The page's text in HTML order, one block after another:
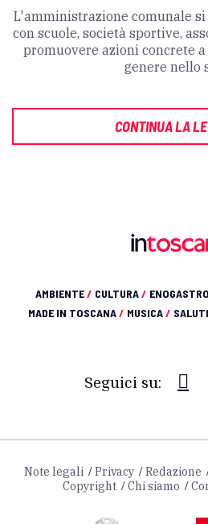
L'amministrazione comunale
con scuole, società sportive,
promuovere azioni concrete
genere nello
CONTINUA LA
AMBIENTE/ CULTURA/
MADE IN TOSCANA/ MUSICA/
Seguici su:
Note legali Privacy Redazione
Copyright
Chi siamo